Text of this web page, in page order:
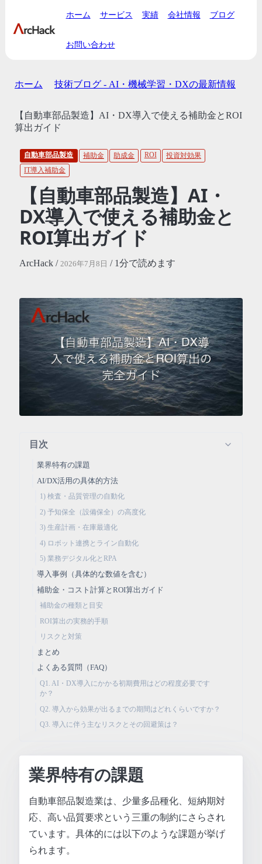
ホーム サービス 実績 会社情報 ブログ
お問い合わせ
ホーム 技術ブログ - AI・機械学習・DXの最新情報
【自動車部品製造】AI・DX導入で使える補助金とROI
算出ガイド
自動車部品製造 補助金 助成金 ROI
投資対効果
IT導入補助金
【自動車部品製造】AI・
DX導入で使える補助金と
ROI算出ガイド
ArcHack / 2026年7月8日 / 1分で読めます
目次
業界特有の課題
AI/DX活用の具体的方法
1) 検査・品質管理の自動化
2) 予知保全（設備保全）の高度化
3) 生産計画・在庫最適化
4) ロボット連携とライン自動化
5) 業務デジタル化とRPA
導入事例（具体的な数値を含む）
補助金・コスト計算とROI算出ガイド
補助金の種類と目安
ROI算出の実務的手順
リスクと対策
まとめ
よくある質問（FAQ）
Q1. AI・DX導入にかかる初期費用はどの程度必要です
か？
Q2. 導入から効果が出るまでの期間はどれくらいですか？
Q3. 導入に伴う主なリスクとその回避策は？
業界特有の課題
自動車部品製造業は、少量多品種化、短納期対
応、高い品質要求という三重の制約にさらされ
ています。具体的には以下のような課題が挙げ
られます。